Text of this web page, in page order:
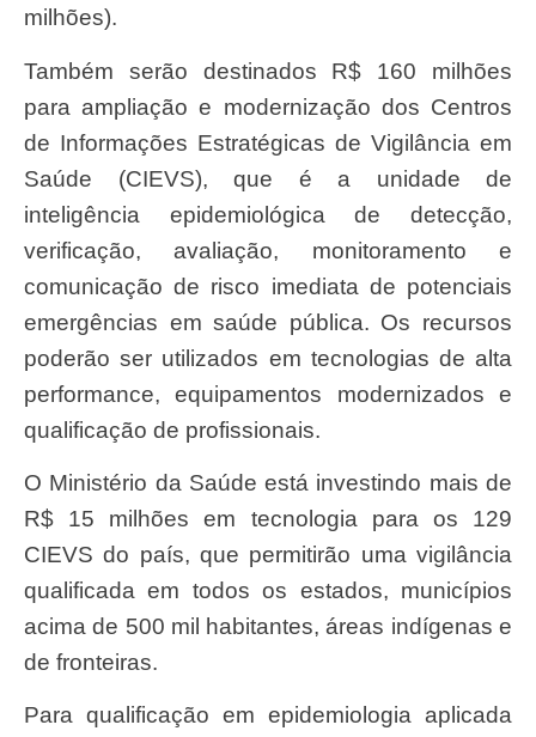
milhões).
Também serão destinados R$ 160 milhões
para ampliação e modernização dos Centros
de Informações Estratégicas de Vigilância em
Saúde (CIEVS), que é a unidade de
inteligência epidemiológica de detecção,
verificação, avaliação, monitoramento e
comunicação de risco imediata de potenciais
emergências em saúde pública. Os recursos
poderão ser utilizados em tecnologias de alta
performance, equipamentos modernizados e
qualificação de profissionais.
O Ministério da Saúde está investindo mais de
R$ 15 milhões em tecnologia para os 129
CIEVS do país, que permitirão uma vigilância
qualificada em todos os estados, municípios
acima de 500 mil habitantes, áreas indígenas e
de fronteiras.
Para qualificação em epidemiologia aplicada